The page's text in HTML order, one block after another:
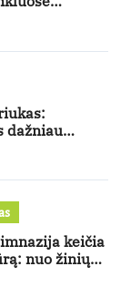
salotų
dažniau
keičia
nuo žinių
supratimo ir